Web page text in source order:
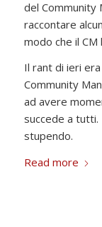
del Community
raccontare
modo che il
Il rant di ieri
Community
ad avere
succede a tutti.
stupendo.
Read more